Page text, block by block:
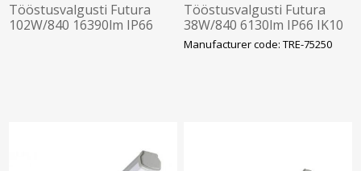
Tööstusvalgusti Futura
102W/840 16390lm IP66
Tööstusvalgusti Futura
38W/840 6130lm IP66 IK10
1172mm Trevos
Manufacturer code: TRE-75250